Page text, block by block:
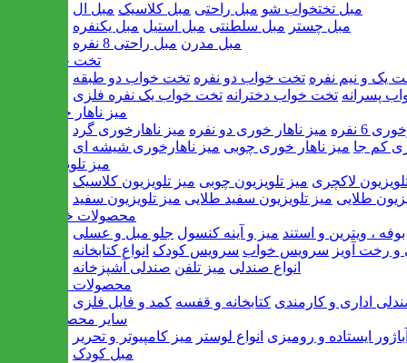
مبل تختخواب شو مبل راحتی مبل کلاسیک مبل ال
مبل چستر مبل سلطنتی مبل استیل مبل یکنفره
مبل مدرن مبل راحتی 8 نفره
تخت خواب
یک و نیم نفره تخت خواب دو نفره تخت خواب دو طبقه
پسرانه تخت خواب دخترانه تخت خواب یک نفره فلزی
میز ناهار خوری
6 نفره
میز ناهار خوری دو نفره میز ناهارخوری گرد
کم جا میز ناهار خوری چوبی میز ناهارخوری شیشه ای
میز تلویزیون
لاکچری میز تلویزیون چوبی میز تلویزیون کلاسیک
طلایی میز تلویزیون سفید طلایی میز تلویزیون سفید
محصولات خانگی
بوفه ، ویترین و استند میز و آینه کنسول جلو مبل و عسلی
رخت آویز سرویس خواب سرویس کودک انواع کتابخانه
انواع صندلی میز تلفن صندلی آشپزخانه
محصولات اداری
اداری و کارمندی کتابخانه و قفسه کمد و فایل فلزی
سایر محصولات
ایستاده و رومیزی انواع لوستر میز کامپیوتر و تحریر
مبل کودک